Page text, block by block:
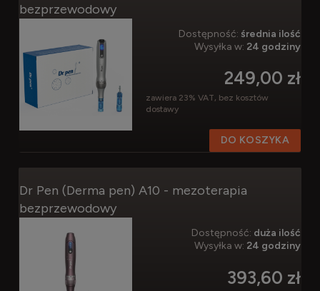
bezprzewodowy
Dostępność: średnia ilość
Wysyłka w: 24 godziny
249,00 zł
zawiera 23% VAT, bez kosztów
dostawy
DO KOSZYKA
Dr Pen (Derma pen) A10 - mezoterapia
bezprzewodowy
Dostępność: duża ilość
Wysyłka w: 24 godziny
393,60 zł